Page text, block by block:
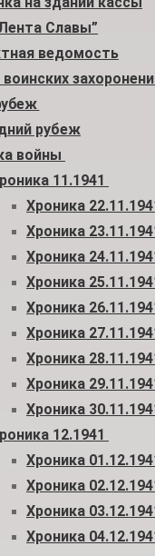
Славы”
ведомость
рубеж
войны
11.1941
Хроника
Хроника
Хроника
Хроника
Хроника
Хроника
Хроника
Хроника
Хроника
12.1941
Хроника
Хроника
Хроника
Хроника